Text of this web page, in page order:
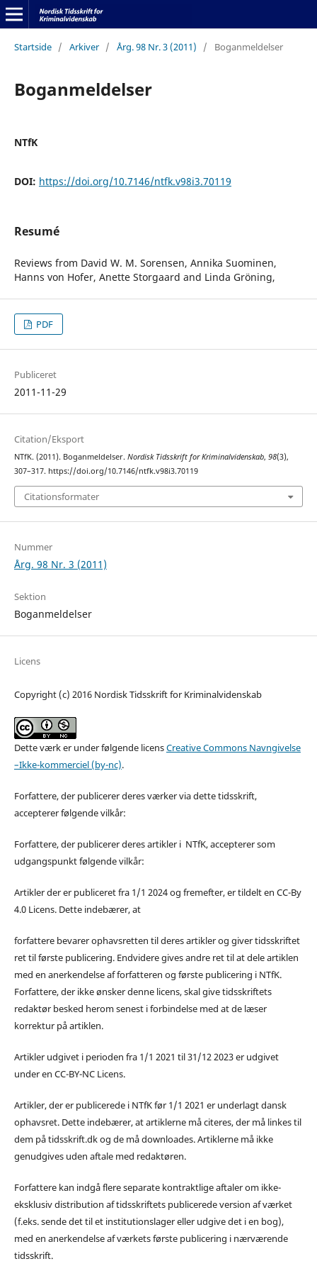
Startside / Arkiver / Årg. 98 Nr. 3 (2011) / Boganmeldelser
Boganmeldelser
NTfK
DOI: https://doi.org/10.7146/ntfk.v98i3.70119
Resumé
Reviews from David W. M. Sorensen, Annika Suominen,
Hanns von Hofer, Anette Storgaard and Linda Gröning,
PDF
Publiceret
2011-11-29
Citation/Eksport
NTfK. (2011). Boganmeldelser. Nordisk Tidsskrift for Kriminalvidenskab, 98(3),
307–317. https://doi.org/10.7146/ntfk.v98i3.70119
Citationsformater
Nummer
Årg. 98 Nr. 3 (2011)
Sektion
Boganmeldelser
Licens
Copyright (c) 2016 Nordisk Tidsskrift for Kriminalvidenskab
Dette værk er under følgende licensCreative Commons Navngivelse
–Ikke-kommerciel (by-nc).
Forfattere, der publicerer deres værker via dette tidsskrift,
accepterer følgende vilkår:
Forfattere, der publicerer deres artikler i NTfK, accepterer som
udgangspunkt følgende vilkår:
Artikler der er publiceret fra 1/1 2024 og fremefter, er tildelt en CC-By
4.0 Licens. Dette indebærer, at
forfattere bevarer ophavsretten til deres artikler og giver tidsskriftet
ret til første publicering. Endvidere gives andre ret til at dele artiklen
med en anerkendelse af forfatteren og første publicering i NTfK.
Forfattere, der ikke ønsker denne licens, skal give tidsskriftets
redaktør besked herom senest i forbindelse med at de læser
korrektur på artiklen.
Artikler udgivet i perioden fra 1/1 2021 til 31/12 2023 er udgivet
under en CC-BY-NC Licens.
Artikler, der er publicerede i NTfK før 1/1 2021 er underlagt dansk
ophavsret. Dette indebærer, at artiklerne må citeres, der må linkes til
dem på tidsskrift.dk og de må downloades. Artiklerne må ikke
genudgives uden aftale med redaktøren.
Forfattere kan indgå flere separate kontraktlige aftaler om ikke-
eksklusiv distribution af tidsskriftets publicerede version af værket
(f.eks. sende det til et institutionslager eller udgive det i en bog),
med en anerkendelse af værkets første publicering i nærværende
tidsskrift.